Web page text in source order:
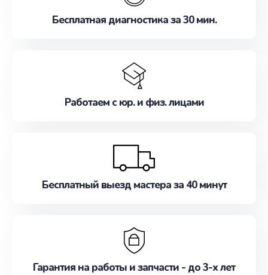
Бесплатная диагностика за 30 мин.
Работаем с юр. и физ. лицами
Бесплатный выезд мастера за 40 минут
Гарантия на работы и запчасти - до 3-х лет